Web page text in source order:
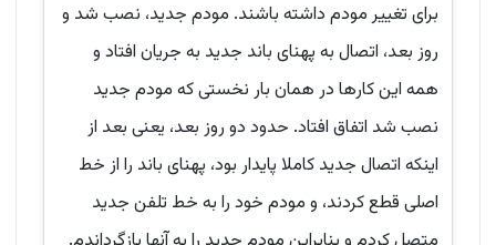
برای تغییر مودم داشته باشند. مودم جدید، نصب شد و
روز بعد، اتصال به پهنای باند جدید به جریان افتاد و
همه این کارها در همان بار نخستی که مودم جدید
نصب شد اتفاق افتاد. حدود دو روز بعد، یعنی بعد از
اینکه اتصال جدید کاملا پایدار بود، پهنای باند را از خط
اصلی قطع کردند، و مودم خود را به خط تلفن جدید